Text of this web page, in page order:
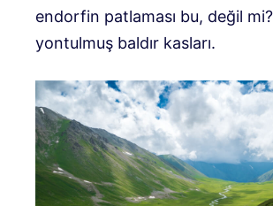
endorfin patlaması bu, değil
yontulmuş baldır kasları.